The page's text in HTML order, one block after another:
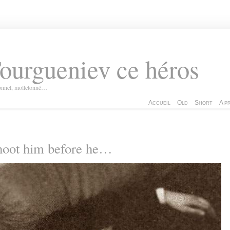
ce héros
molletonné…
Accueil Old Short A
him before he…